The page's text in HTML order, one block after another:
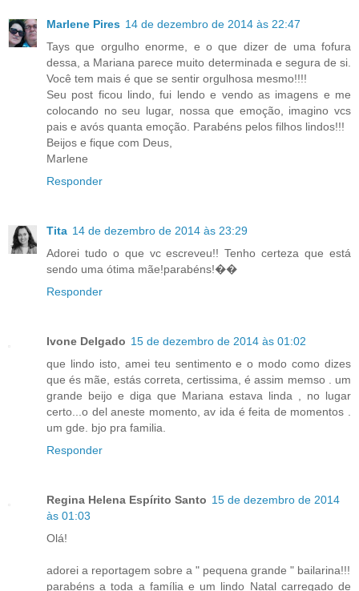
Marlene Pires 14 de dezembro de 2014 às 22:47
Tays que orgulho enorme, e o que dizer de uma fofura
dessa, a Mariana parece muito determinada e segura de si.
Você tem mais é que se sentir orgulhosa mesmo!!!!
Seu post ficou lindo, fui lendo e vendo as imagens e me
colocando no seu lugar, nossa que emoção, imagino vcs
pais e avós quanta emoção. Parabéns pelos filhos lindos!!!
Beijos e fique com Deus,
Marlene
Responder
Tita 14 de dezembro de 2014 às 23:29
Adorei tudo o que vc escreveu!! Tenho certeza que está
sendo uma ótima mãe!parabéns!��
Responder
Ivone Delgado 15 de dezembro de 2014 às 01:02
que lindo isto, amei teu sentimento e o modo como dizes
que és mãe, estás correta, certissima, é assim memso . um
grande beijo e diga que Mariana estava linda , no lugar
certo...o del aneste momento, av ida é feita de momentos .
um gde. bjo pra familia.
Responder
Regina Helena Espírito Santo 15 de dezembro de 2014
às 01:03
Olá!
adorei a reportagem sobre a " pequena grande " bailarina!!!
parabéns a toda a família e um lindo Natal carregado de